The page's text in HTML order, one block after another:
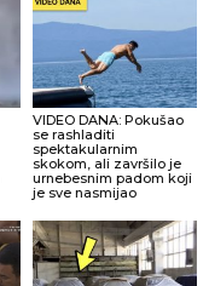
VIDEO DANA: Pokušao
se rashladiti
spektakularnim
skokom, ali završilo je
urnebesnim padom koji
je sve nasmijao